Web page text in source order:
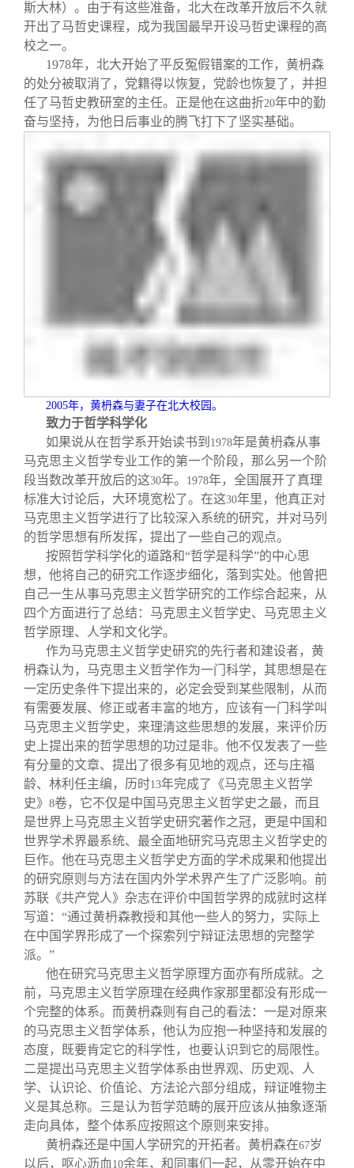
斯大林）。由于有这些准备，北大在改革开放后不久就
开出了马哲史课程，成为我国最早开设马哲史课程的高
校之一。
1978年，北大开始了平反冤假错案的工作，黄枬森
的处分被取消了，党籍得以恢复，党龄也恢复了，并担
任了马哲史教研室的主任。正是他在这曲折20年中的勤
奋与坚持，为他日后事业的腾飞打下了坚实基础。
2005年，黄枬森与妻子在北大校园。
致力于哲学科学化
如果说从在哲学系开始读书到 1978年是黄枬森从事
马克思主义哲学专业工作的第一个阶段，那么另一个阶
段当数改革开放后的这30年。 1978年，全国展开了真理
标准大讨论后，大环境宽松了。在这30年里，他真正对
马克思主义哲学进行了比较深入系统的研究，并对马列
的哲学思想有所发挥，提出了一些自己的观点。
按照哲学科学化的道路和“哲学是科学”的中心思
想，他将自己的研究工作逐步细化，落到实处。他曾把
自己一生从事马克思主义哲学研究的工作综合起来，从
四个方面进行了总结：马克思主义哲学史、马克思主义
哲学原理、人学和文化学。
作为马克思主义哲学史研究的先行者和建设者，黄
枬森认为，马克思主义哲学作为一门科学，其思想是在
一定历史条件下提出来的，必定会受到某些限制，从而
有需要发展、修正或者丰富的地方，应该有一门科学叫
马克思主义哲学史，来理清这些思想的发展，来评价历
史上提出来的哲学思想的功过是非。他不仅发表了一些
有分量的文章、提出了很多有见地的观点，还与庄福
龄、林利任主编，历时13年完成了《马克思主义哲学
史》 8卷，它不仅是中国马克思主义哲学史之最，而且
是世界上马克思主义哲学史研究著作之冠，更是中国和
世界学术界最系统、最全面地研究马克思主义哲学史的
巨作。他在马克思主义哲学史方面的学术成果和他提出
的研究原则与方法在国内外学术界产生了广泛影响。前
苏联《共产党人》杂志在评价中国哲学界的成就时这样
写道：“通过黄枬森教授和其他一些人的努力，实际上
在中国学界形成了一个探索列宁辩证法思想的完整学
派。”
他在研究马克思主义哲学原理方面亦有所成就。之
前，马克思主义哲学原理在经典作家那里都没有形成一
个完整的体系。而黄枬森则有自己的看法：一是对原来
的马克思主义哲学体系，他认为应抱一种坚持和发展的
态度，既要肯定它的科学性，也要认识到它的局限性。
二是提出马克思主义哲学体系由世界观、历史观、人
学、认识论、价值论、方法论六部分组成，辩证唯物主
义是其总称。三是认为哲学范畴的展开应该从抽象逐渐
走向具体，整个体系应按照这个原则来安排。
黄枬森还是中国人学研究的开拓者。黄枬森在67岁
以后，呕心沥血 10余年，和同事们一起，从零开始在中